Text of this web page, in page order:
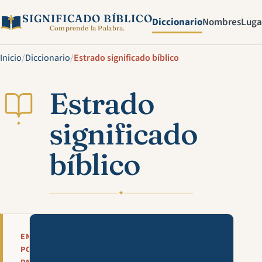
SIGNIFICADO BÍBLICO
Comprende la Palabra. DiccionarioNombres
Inicio/Diccionario/Estrado significado bíblico
✦
Estrado
significado
bíblico
✦
EN
POCAS
Mira esta explicación en